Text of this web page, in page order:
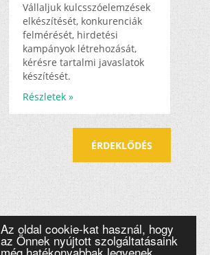
Az oldal cookie-kat használ, hogy
az Önnek nyújtott szolgáltatásaink
Vállaljuk kulcsszóelemzések
elkészítését, konkurenciák
felmérését, hirdetési
kampányok létrehozását,
kérésre tartalmi javaslatok
készítését.
Részletek »
ÉRDEKLŐDÉS